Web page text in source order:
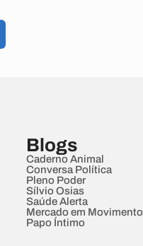
Blogs
Caderno Animal
Conversa Política
Pleno Poder
Sílvio Osias
Saúde Alerta
Mercado em Movimento
Papo Íntimo